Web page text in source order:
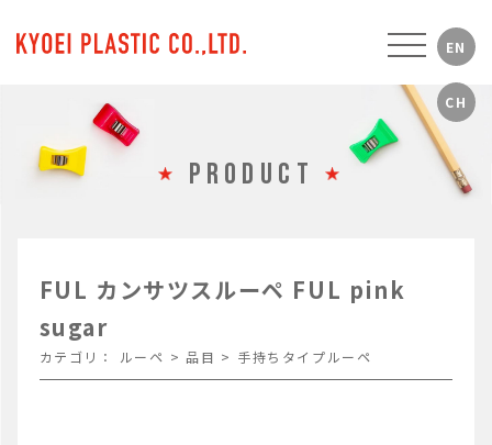
PRODUCT
FUL カンサツスルーペ FUL pink
sugar
カテゴリ： ルーペ > 品目 > 手持ちタイプルーペ